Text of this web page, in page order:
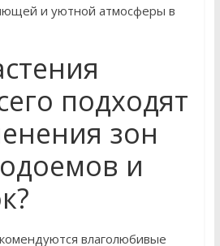
и уютной атмосферы в
подходят
зон
и
влаголюбивые